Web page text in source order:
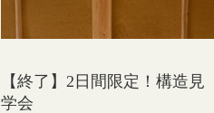
【終了】2日間限定！構造見
学会